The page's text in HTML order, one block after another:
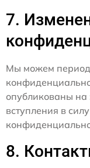
7.
Мы можем
опубликованы на
вступления в
8.